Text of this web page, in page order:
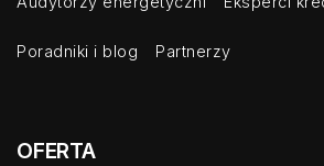
Poradniki i blog Partnerzy
OFERTA